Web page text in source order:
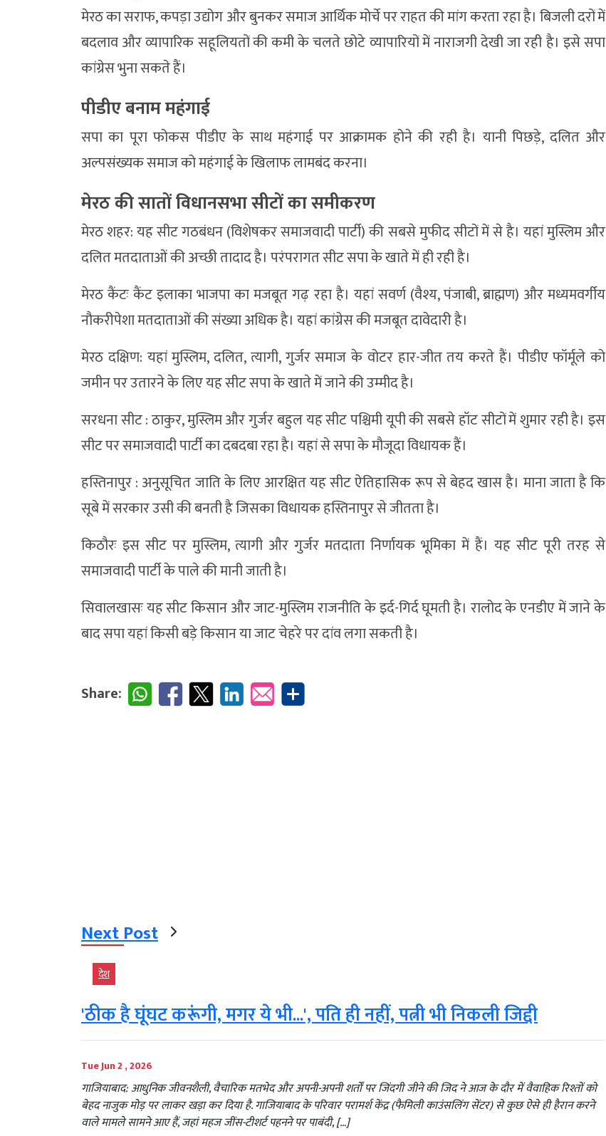
मेरठ का सराफ, कपड़ा उद्योग और बुनकर समाज आर्थिक मोर्चे पर राहत की मांग करता रहा है। बिजली दरों में
बदलाव और व्यापारिक सहूलियतों की कमी के चलते छोटे व्यापारियों में नाराजगी देखी जा रही है। इसे सपा
कांग्रेस भुना सकते हैं।
पीडीए बनाम महंगाई
सपा का पूरा फोकस पीडीए के साथ महंगाई पर आक्रामक होने की रही है। यानी पिछड़े, दलित और
अल्पसंख्यक समाज को महंगाई के खिलाफ लामबंद करना।
मेरठ की सातों विधानसभा सीटों का समीकरण
मेरठ शहर: यह सीट गठबंधन (विशेषकर समाजवादी पार्टी) की सबसे मुफीद सीटों में से है। यहां मुस्लिम और
दलित मतदाताओं की अच्छी तादाद है। परंपरागत सीट सपा के खाते में ही रही है।
मेरठ कैंटः कैंट इलाका भाजपा का मजबूत गढ़ रहा है। यहां सवर्ण (वैश्य, पंजाबी, ब्राह्मण) और मध्यमवर्गीय
नौकरीपेशा मतदाताओं की संख्या अधिक है। यहां कांग्रेस की मजबूत दावेदारी है।
मेरठ दक्षिण: यहां मुस्लिम, दलित, त्यागी, गुर्जर समाज के वोटर हार-जीत तय करते हैं। पीडीए फॉर्मूले को
जमीन पर उतारने के लिए यह सीट सपा के खाते में जाने की उम्मीद है।
सरधना सीट : ठाकुर, मुस्लिम और गुर्जर बहुल यह सीट पश्चिमी यूपी की सबसे हॉट सीटों में शुमार रही है। इस
सीट पर समाजवादी पार्टी का दबदबा रहा है। यहां से सपा के मौजूदा विधायक हैं।
हस्तिनापुर : अनुसूचित जाति के लिए आरक्षित यह सीट ऐतिहासिक रूप से बेहद खास है। माना जाता है कि
सूबे में सरकार उसी की बनती है जिसका विधायक हस्तिनापुर से जीतता है।
किठौरः इस सीट पर मुस्लिम, त्यागी और गुर्जर मतदाता निर्णायक भूमिका में हैं। यह सीट पूरी तरह से
समाजवादी पार्टी के पाले की मानी जाती है।
सिवालखासः यह सीट किसान और जाट-मुस्लिम राजनीति के इर्द-गिर्द घूमती है। रालोद के एनडीए में जाने के
बाद सपा यहां किसी बड़े किसान या जाट चेहरे पर दांव लगा सकती है।
Share:
Next Post
देश
'ठीक है घूंघट करूंगी, मगर ये भी...', पति ही नहीं, पत्नी भी निकली जिद्दी
Tue Jun 2 , 2026
गाजियाबाद: आधुनिक जीवनशैली, वैचारिक मतभेद और अपनी-अपनी शर्तों पर जिंदगी जीने की जिद ने आज के दौर में वैवाहिक रिश्तों को
बेहद नाजुक मोड़ पर लाकर खड़ा कर दिया है. गाजियाबाद के परिवार परामर्श केंद्र (फैमिली काउंसलिंग सेंटर) से कुछ ऐसे ही हैरान करने
वाले मामले सामने आए हैं, जहां महज जींस-टीशर्ट पहनने पर पाबंदी, […]